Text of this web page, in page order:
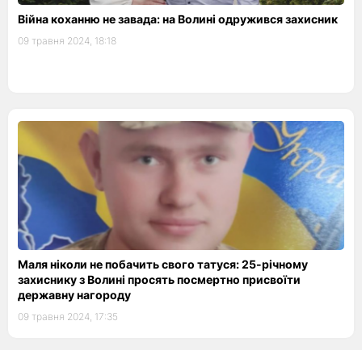
Війна коханню не завада: на Волині одружився захисник
09 травня 2024, 18:18
Маля ніколи не побачить свого татуся: 25-річному
захиснику з Волині просять посмертно присвоїти
державну нагороду
09 травня 2024, 17:35